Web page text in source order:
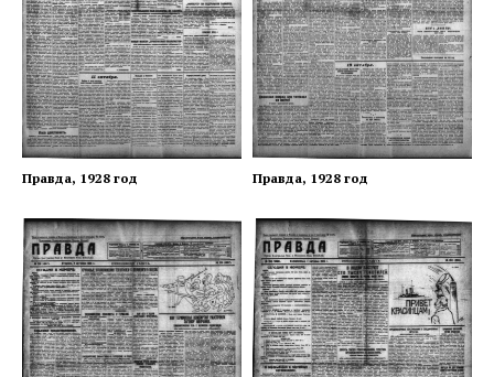
Правда, 1928 год Правда, 1928 год